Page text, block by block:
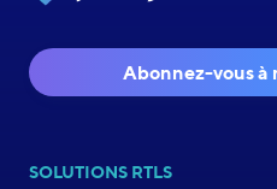
Abonnez-vous à
SOLUTIONS RTLS